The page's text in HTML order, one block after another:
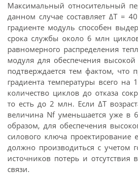
Максимальный относительный
данном случае составляет ΔΤ =
градиенте модуль способен
срока службы около 6 млн
равномерного распределения
модуля для обеспечения
подтверждается тем фактом, что
градиента температуры всего на
количество циклов до отказа
то есть до 2 млн. Если ΔΤ
величина Nf уменьшается уже в
образом, для обеспечения
силового ключа проектирование
должно производиться с учетом
источников потерь и отсутствия
связи.